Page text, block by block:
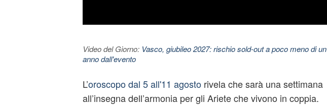
Video del Giorno: Vasco, giubileo 2027: rischio sold-out a poco meno di un
anno dall'evento
L’oroscopo dal 5 all'11 agostorivela che sarà una settimana
all’insegna dell’armonia per gli Ariete che vivono in coppia.